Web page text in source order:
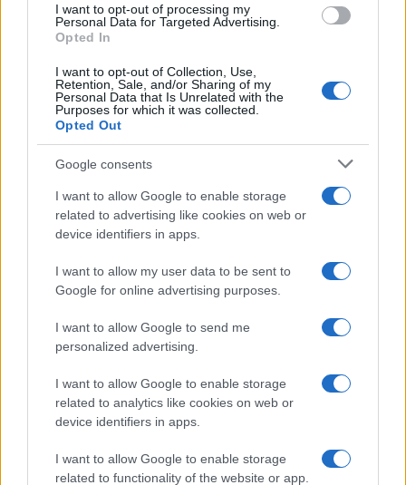
I want to opt-out of processing my
Personal Data for Targeted Advertising.
Opted In
I want to opt-out of Collection, Use,
Retention, Sale, and/or Sharing of my
Personal Data that Is Unrelated with the
Purposes for which it was collected.
Opted Out
Google consents
I want to allow Google to enable storage
related to advertising like cookies on web or
device identifiers in apps.
I want to allow my user data to be sent to
Google for online advertising purposes.
I want to allow Google to send me
personalized advertising.
I want to allow Google to enable storage
related to analytics like cookies on web or
device identifiers in apps.
I want to allow Google to enable storage
related to functionality of the website or app.
Chefs peruanos y ecuatorianos exploran las raíces y
diferencias de sus gastronomías
María Vázquez · 3 Ago 2026
Descubre los consejos de los chefs para dominar la
cocina a la parrilla